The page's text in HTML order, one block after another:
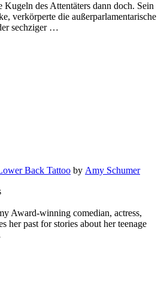
Kugeln des Attentäters dann doch. Sein
verkörperte die außerparlamentarische
sechziger …
Back Tattoo by Amy Schumer
Award-winning comedian, actress,
her past for stories about her teenage